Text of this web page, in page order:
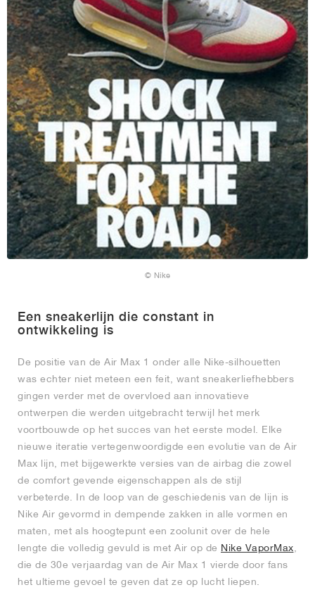
© Nike
Een sneakerlijn die constant in
ontwikkeling is
De positie van de Air Max 1 onder alle Nike-silhouetten
was echter niet meteen een feit, want sneakerliefhebbers
gingen verder met de overvloed aan innovatieve
ontwerpen die werden uitgebracht terwijl het merk
voortbouwde op het succes van het eerste model. Elke
nieuwe iteratie vertegenwoordigde een evolutie van de Air
Max lijn, met bijgewerkte versies van de airbag die zowel
de comfort gevende eigenschappen als de stijl
verbeterde. In de loop van de geschiedenis van de lijn is
Nike Air gevormd in dempende zakken in alle vormen en
maten, met als hoogtepunt een zoolunit over de hele
lengte die volledig gevuld is met Air op de Nike VaporMax,
die de 30e verjaardag van de Air Max 1 vierde door fans
het ultieme gevoel te geven dat ze op lucht liepen.